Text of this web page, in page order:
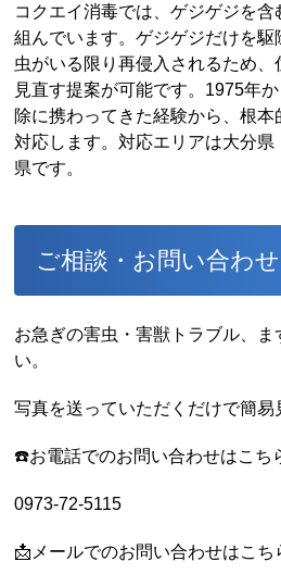
コクエイ消毒では、ゲジゲジを含
組んでいます。ゲジゲジだけを
虫がいる限り再侵入されるため
見直す提案が可能です。1975年
除に携わってきた経験から、根
対応します。対応エリアは大分
県です。
ご相談・お問い合わせ
お急ぎの害虫・害獣トラブル、ま
い。
写真を送っていただくだけで簡易
☎️お電話でのお問い合わせはこち
0973-72-5115
📩メールでのお問い合わせはこち